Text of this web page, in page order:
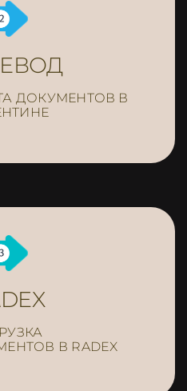
ДОКУМЕНТОВ В
В RADEX